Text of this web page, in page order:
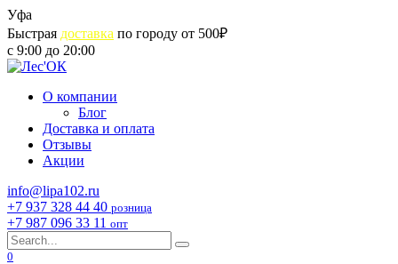
Skip
to
content
Уфа
Быстрая доставка по городу от 500₽
с 9:00 до 20:00
О компании
Блог
Доставка и оплата
Отзывы
Акции
info@lipa102.ru
+7 937 328 44 40 розница
+7 987 096 33 11 опт
Search
for:
0